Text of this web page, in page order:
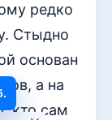
редко
Стыдно
основан
а на
кто сам